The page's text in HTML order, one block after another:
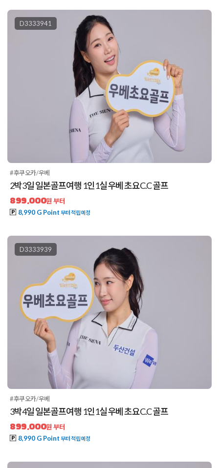
D3333941
#후쿠오카/우베
2박3일 일본골프여행 1인1실 우베 초요C.C 골프
899,000원 부터
8,990 G Point 부터 적립예정
D3333939
#후쿠오카/우베
3박4일 일본골프여행 1인1실 우베 초요C.C 골프
899,000원 부터
8,990 G Point 부터 적립예정